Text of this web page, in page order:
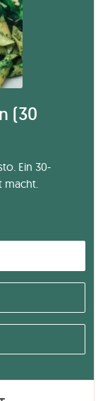
(30
Ein 30-
macht.